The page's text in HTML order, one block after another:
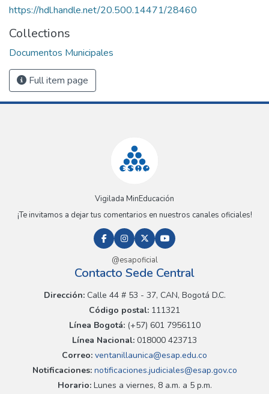
https://hdl.handle.net/20.500.14471/28460
Collections
Documentos Municipales
Full item page
Vigilada MinEducación
¡Te invitamos a dejar tus comentarios en nuestros canales oficiales!
@esapoficial
Contacto Sede Central
Dirección:Calle 44 # 53 - 37, CAN, Bogotá D.C.
Código postal: 111321
Línea Bogotá:(+57) 601 7956110
Línea Nacional: 018000 423713
Correo: ventanillaunica@esap.edu.co
Notificaciones:notificaciones.judiciales@esap.gov.co
Horario:Lunes a viernes, 8 a.m. a 5 p.m.